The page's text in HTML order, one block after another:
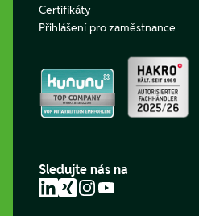
Certifikáty
Přihlášení pro zaměstnance
Sledujte nás na
LinkedIn
XingInstagram
YouTube